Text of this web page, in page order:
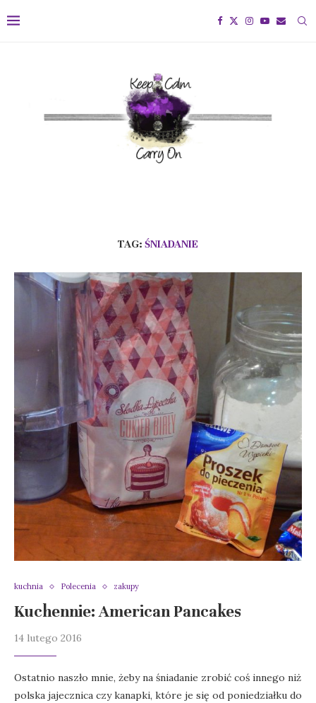
TAG: ŚNIADANIE
kuchnia Polecenia zakupy
Kuchennie: American Pancakes
14 lutego 2016
Ostatnio naszło mnie, żeby na śniadanie zrobić coś innego niż
polska jajecznica czy kanapki, które je się od poniedziałku do